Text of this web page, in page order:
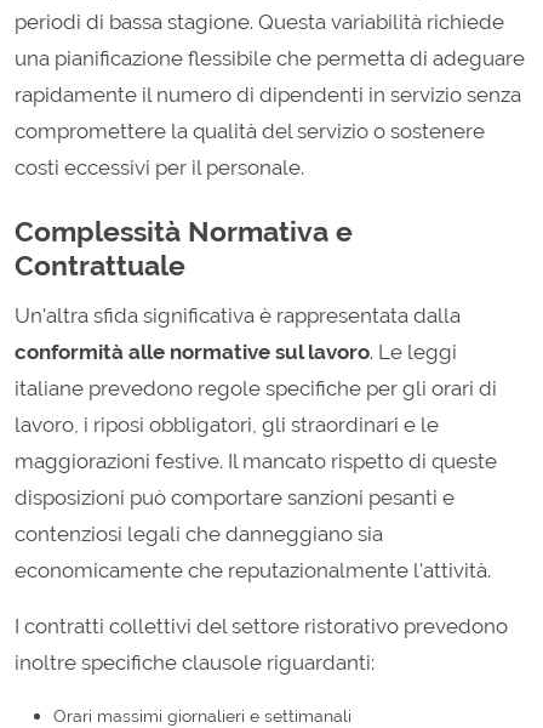
periodi di bassa stagione. Questa variabilità richiede
una pianificazione flessibile che permetta di adeguare
rapidamente il numero di dipendenti in servizio senza
compromettere la qualità del servizio o sostenere
costi eccessivi per il personale.
Complessità Normativa e
Contrattuale
Un'altra sfida significativa è rappresentata dalla
conformità alle normative sul lavoro. Le leggi
italiane prevedono regole specifiche per gli orari di
lavoro, i riposi obbligatori, gli straordinari e le
maggiorazioni festive. Il mancato rispetto di queste
disposizioni può comportare sanzioni pesanti e
contenziosi legali che danneggiano sia
economicamente che reputazionalmente l'attività.
I contratti collettivi del settore ristorativo prevedono
inoltre specifiche clausole riguardanti:
Orari massimi giornalieri e settimanali